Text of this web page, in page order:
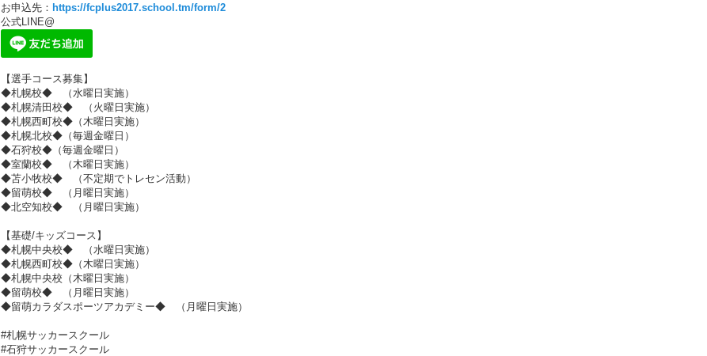
お申込先： https://fcplus2017.school.tm/form/2
公式LINE@
【選手コース募集】
◆札幌校◆ （水曜日実施）
◆札幌清田校◆ （火曜日実施）
◆札幌西町校◆（木曜日実施）
◆札幌北校◆（毎週金曜日）
◆石狩校◆（毎週金曜日）
◆室蘭校◆ （木曜日実施）
◆苫小牧校◆ （不定期でトレセン活動）
◆留萌校◆ （月曜日実施）
◆北空知校◆ （月曜日実施）
【基礎/キッズコース】
◆札幌中央校◆ （水曜日実施）
◆札幌西町校◆（木曜日実施）
◆札幌中央校（木曜日実施）
◆留萌校◆ （月曜日実施）
◆留萌カラダスポーツアカデミー◆ （月曜日実施）
#札幌サッカースクール
#石狩サッカースクール